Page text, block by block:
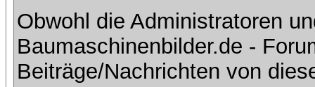
Obwohl die Administratoren
Baumaschinenbilder.de -
Beiträge/Nachrichten von